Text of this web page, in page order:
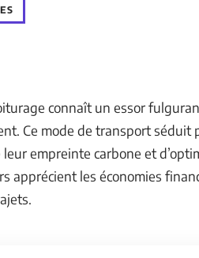
connaît un essor
Ce mode de transport
leur empreinte carbone et
apprécient les économies